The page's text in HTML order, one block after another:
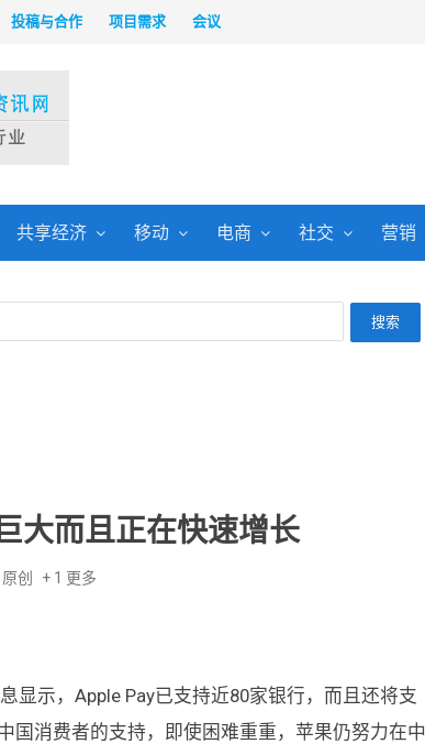
投稿与合作 项目需求 会议
共享经济 移动 电商 社交 营销
大而且正在快速增长
原创 + 1 更多
示，Apple Pay已支持近80家银行，而且还将支
国消费者的支持，即使困难重重，苹果仍努力在中